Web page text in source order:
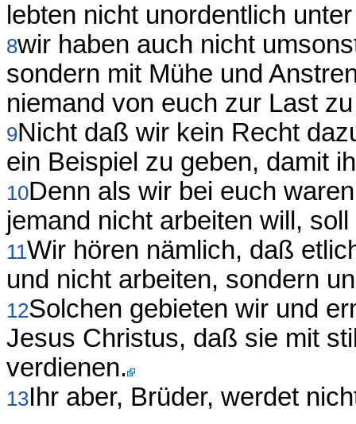
lebten nicht unordentlich
8wir haben auch nicht
sondern mit Mühe und
niemand von euch zur Last
9Nicht daß wir kein Recht
ein Beispiel zu geben, damit
10Denn als wir bei euch
jemand nicht arbeiten will,
11Wir hören nämlich, daß
und nicht arbeiten, sondern
12Solchen gebieten wir und
Jesus Christus, daß sie mit
verdienen.
13Ihr aber, Brüder, werdet